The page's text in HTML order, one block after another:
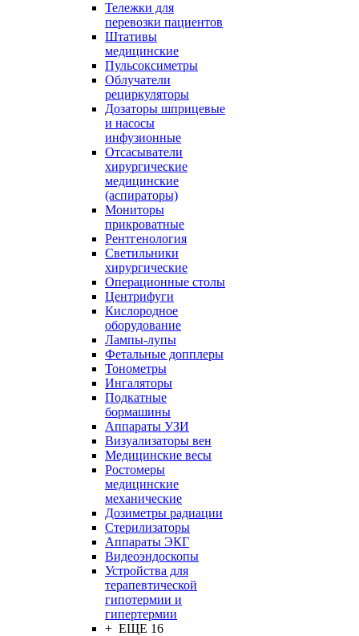
Тележки для
перевозки пациентов
Штативы
медицинские
Пульсоксиметры
Облучатели
рециркуляторы
Дозаторы шприцевые
и насосы
инфузионные
Отсасыватели
хирургические
медицинские
(аспираторы)
Мониторы
прикроватные
Рентгенология
Светильники
хирургические
Операционные столы
Центрифуги
Кислородное
оборудование
Лампы-лупы
Фетальные допплеры
Тонометры
Ингаляторы
Подкатные
бормашины
Аппараты УЗИ
Визуализаторы вен
Медицинские весы
Ростомеры
медицинские
механические
Дозиметры радиации
Стерилизаторы
Аппараты ЭКГ
Видеоэндоскопы
Устройства для
терапевтической
гипотермии и
гипертермии
+ ЕЩЕ 16